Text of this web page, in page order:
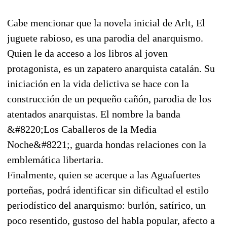
Cabe mencionar que la novela inicial de Arlt, El
juguete rabioso, es una parodia del anarquismo.
Quien le da acceso a los libros al joven
protagonista, es un zapatero anarquista catalán. Su
iniciación en la vida delictiva se hace con la
construcción de un pequeño cañón, parodia de los
atentados anarquistas. El nombre la banda
&#8220;Los Caballeros de la Media
Noche&#8221;, guarda hondas relaciones con la
emblemática libertaria.
Finalmente, quien se acerque a las Aguafuertes
porteñas, podrá identificar sin dificultad el estilo
periodístico del anarquismo: burlón, satírico, un
poco resentido, gustoso del habla popular, afecto a